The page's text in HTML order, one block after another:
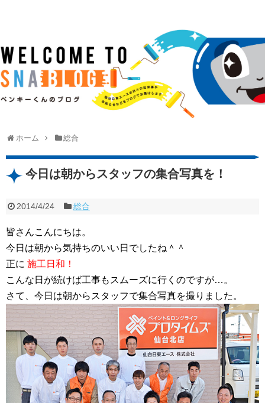
ホーム 総合
今日は朝からスタッフの集合写真を！
2014/4/24 総合
皆さんこんにちは。
今日は朝から気持ちのいい日でしたね＾＾
正に 施工日和！
こんな日が続けば工事もスムーズに行くのですが…。
さて、今日は朝からスタッフで集合写真を撮りました。